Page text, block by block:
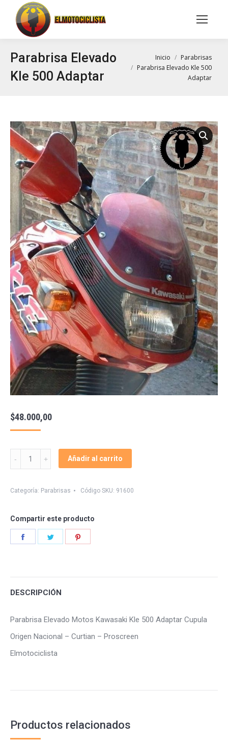
Buscar:
Parabrisa Elevado
Kle 500 Adaptar
Estás aquí:Inicio
Parabrisas
Parabrisa Elevado Kle 500
Adaptar
$48.000,00
500
Añadir al carrito
Categoría: Parabrisas Código SKU: 91600
Compartir este producto
DESCRIPCIÓN
Parabrisa Elevado Motos Kawasaki Kle 500 Adaptar Cupula
Origen Nacional – Curtian – Proscreen
Elmotociclista
Productos relacionados